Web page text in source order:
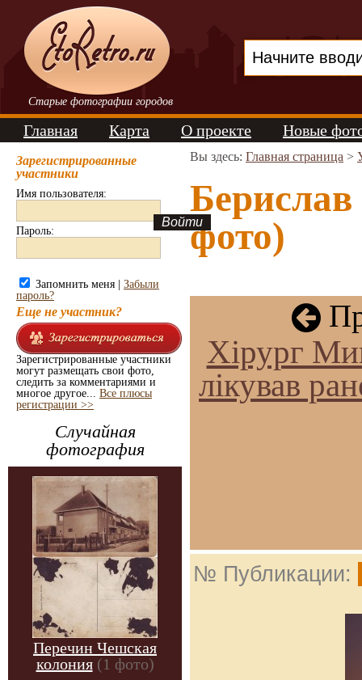
Старые фотографии городов
Главная Карта О проекте Новые
Зарегистрированные
участники
Имя пользователя:
Пароль:
Запомнить меня | Забыли
пароль?
Еще не участник?
Зарегистрированные участники
могут размещать свои фото,
следить за комментариями и
многое другое... Все плюсы
регистрации >>
Случайная
фотография
Перечин Чешская
колония (1 фото)
Вы здесь: Главная страница >
фото)
Хірург
лікував
№ Публикации: